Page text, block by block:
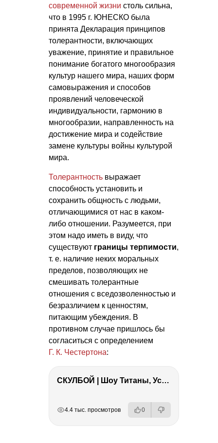
современной жизни столь сильна,
что в 1995 г. ЮНЕСКО была
принята Декларация принципов
толерантности, включающих
уважение, принятие и правильное
понимание богатого многообразия
культур нашего мира, наших форм
самовыражения и способов
проявлений человеческой
индивидуальности, гармонию в
многообразии, направленность на
достижение мира и содействие
замене культуры войны культурой
мира.
Толерантность выражает
способность установить и
сохранить общность с людьми,
отличающимися от нас в каком-
либо отношении. Разумеется, при
этом надо иметь в виду, что
существуют границы терпимости,
т. е. наличие неких моральных
пределов, позволяющих не
смешивать толерантные
отношения с вседозволенностью и
безразличием к ценностям,
питающим убеждения. В
противном случае пришлось бы
согласиться с определением
Г. К. Честертона:
СКУЛБОЙ | Шоу Титаны, Усейн Болт, Ларрат, Зашквар!
4.4 тыс. просмотров 0